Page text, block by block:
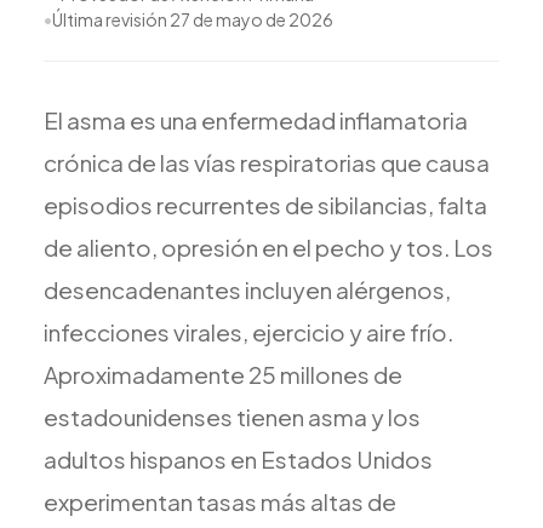
Todos los Servicios
TDAH
Ansiedad
Depresión
Trastorno Bipolar
Todas las Condiciones
•Última revisión 27 de mayo de 2026
El asma es una enfermedad inflamatoria
crónica de lasvías respiratorias que causa
episodios recurrentes desibilancias, falta
de aliento, opresión en el pecho ytos. Los
desencadenantes incluyen alérgenos,
infeccionesvirales, ejercicio yaire frío.
Aproximadamente 25 millones de
estadounidenses tienen asma ylos
adultos hispanos en Estados Unidos
experimentan tasas más altas de